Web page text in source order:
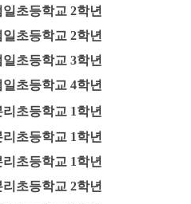
일초등학교 2학년
일초등학교 2학년
일초등학교 3학년
일초등학교 4학년
리초등학교 1학년
리초등학교 1학년
리초등학교 1학년
리초등학교 2학년